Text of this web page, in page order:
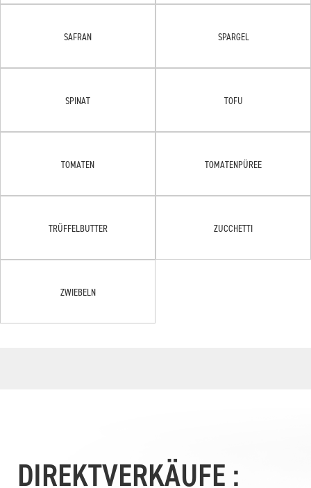
SAFRAN SPARGEL
SPINAT TOFU
TOMATEN TOMATENPÜREE
TRÜFFELBUTTER ZUCCHETTI
ZWIEBELN
DIREKTVERKÄUFE :